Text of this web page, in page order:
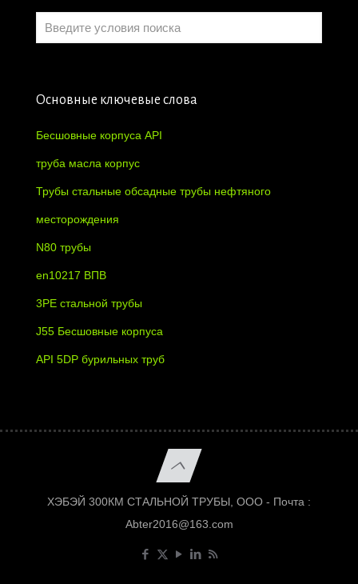
Основные ключевые слова
Бесшовные корпуса API
труба масла корпус
Трубы стальные обсадные трубы нефтяного
месторождения
N80 трубы
en10217 ВПВ
3PE стальной трубы
J55 Бесшовные корпуса
API 5DP бурильных труб
ХЭБЭЙ 300КМ СТАЛЬНОЙ ТРУБЫ, ООО - Почта :
Abter2016@163.com